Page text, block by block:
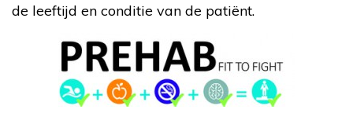
de leeftijd en conditie van de patiënt.